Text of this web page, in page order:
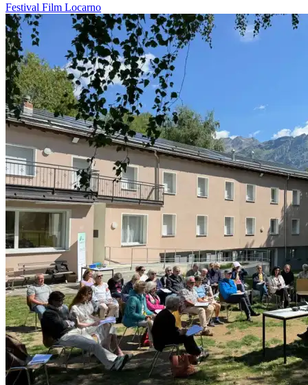
Festival Film Locarno